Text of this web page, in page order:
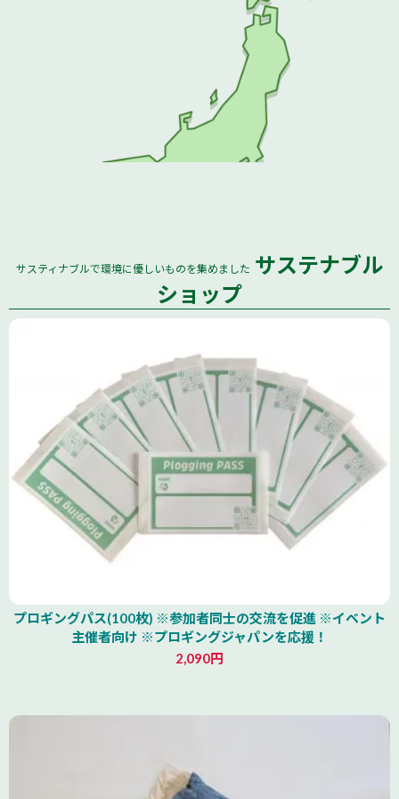
サスティナブルで環境に優しいものを集めました サステナブル
ショップ
プロギングパス(100枚) ※参加者同士の交流を促進 ※イベント
主催者向け ※プロギングジャパンを応援！
2,090円